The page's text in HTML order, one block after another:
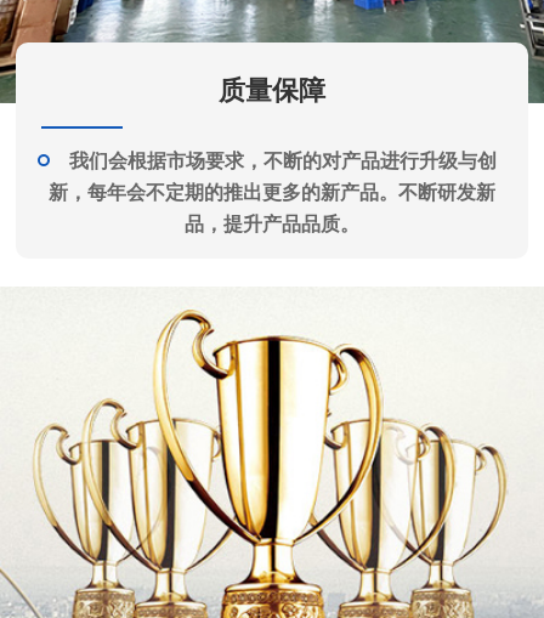
质量保障
我们会根据市场要求，不断的对产品进行升级与创
新，每年会不定期的推出更多的新产品。不断研发新
品，提升产品品质。